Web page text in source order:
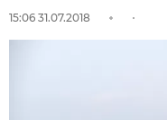
15:06 31.07.2018